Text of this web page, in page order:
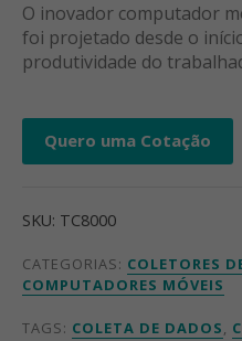
O inovador computador
foi projetado desde o
produtividade do
Quero uma Cotação
SKU: TC8000
CATEGORIAS: COLETORES
COMPUTADORES MÓVEIS
TAGS: COLETA DE DADOS,